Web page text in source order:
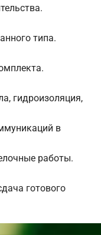
типа.
гидроизоляция,
в
работы.
готового